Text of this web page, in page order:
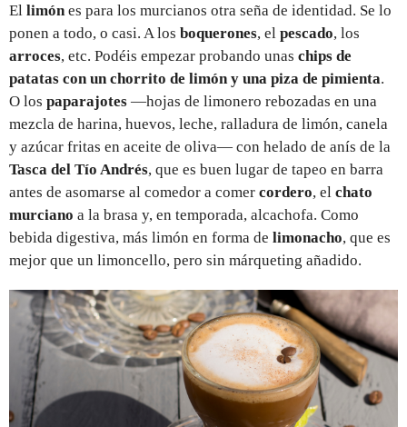
El limón es para los murcianos otra seña de identidad. Se lo
ponen a todo, o casi. A los boquerones, el pescado, los
arroces, etc. Podéis empezar probando unas chips de
patatas con un chorrito de limón y una piza de pimienta.
O los paparajotes —hojas de limonero rebozadas en una
mezcla de harina, huevos, leche, ralladura de limón, canela
y azúcar fritas en aceite de oliva— con helado de anís de la
Tasca del Tío Andrés, que es buen lugar de tapeo en barra
antes de asomarse al comedor a comer cordero, el chato
murciano a la brasa y, en temporada, alcachofa. Como
bebida digestiva, más limón en forma de limonacho, que es
mejor que un limoncello, pero sin márqueting añadido.